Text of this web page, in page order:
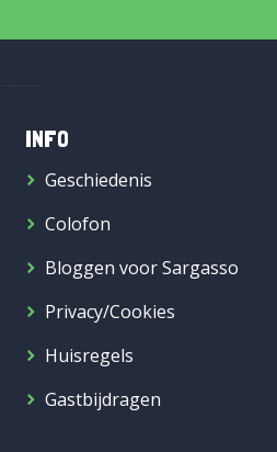
INFO
Geschiedenis
Colofon
Bloggen voor Sargasso
Privacy/Cookies
Huisregels
Gastbijdragen